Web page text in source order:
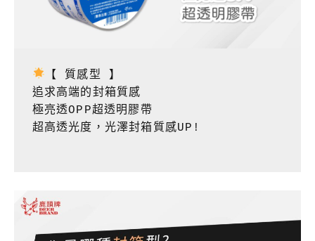
【 質感型 】
追求高端的封箱質感
極亮透OPP超透明膠帶
超高透光度，光澤封箱質感UP!